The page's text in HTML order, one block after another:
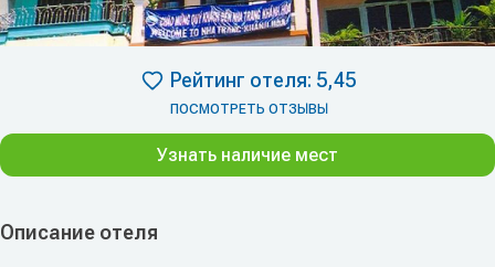
Описание отеля
ПОСМОТРЕТЬ ОТЗЫВЫ
Рейтинг отеля: 5,45
Узнать наличие мест